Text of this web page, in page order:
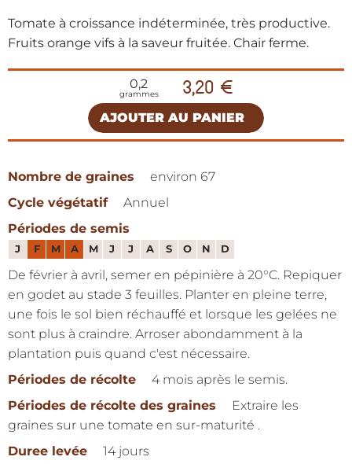
Tomate à croissance indéterminée, très productive.
Fruits orange vifs à la saveur fruitée. Chair ferme.
0,2
grammes 3,20 €
AJOUTER AU PANIER
Nombre de graines
environ 67
Cycle végétatif
Annuel
Périodes de semis
J F M A M J J A S O N D
De février à avril, semer en pépinière à 20°C. Repiquer
en godet au stade 3 feuilles. Planter en pleine terre,
une fois le sol bien réchauffé et lorsque les gelées ne
sont plus à craindre. Arroser abondamment à la
plantation puis quand c'est nécessaire.
Périodes de récolte
4 mois après le semis.
Périodes de récolte des graines
Extraire les
graines sur une tomate en sur-maturité .
Duree levée
14 jours